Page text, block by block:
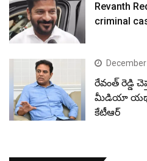
Revanth
criminal
రేవంత్ రెడ్డి
మీడియా
కేటీఆర్